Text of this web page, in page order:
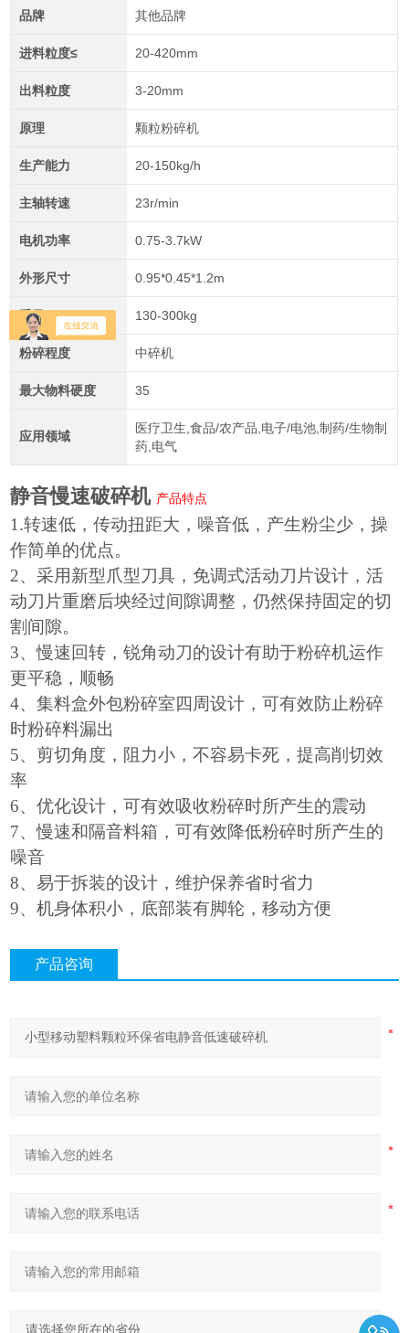
品牌 其他品牌
进料粒度≤ 20-420mm
出料粒度 3-20mm
原理 颗粒粉碎机
生产能力 20-150kg/h
主轴转速 23r/min
电机功率 0.75-3.7kW
外形尺寸 0.95*0.45*1.2m
重量 130-300kg
粉碎程度 中碎机
最大物料硬度 35
应用领域
医疗卫生,食品/农产品,电子/电池,制药/生物制
药,电气
静音慢速破碎机 产品特点
1.转速低，传动扭距大，噪音低，产生粉尘少，操
作简单的优点。
2、采用新型爪型刀具，免调式活动刀片设计，活
动刀片重磨后坱经过间隙调整，仍然保持固定的切
割间隙。
3、慢速回转，锐角动刀的设计有助于粉碎机运作
更平稳，顺畅
4、集料盒外包粉碎室四周设计，可有效防止粉碎
时粉碎料漏出
5、剪切角度，阻力小，不容易卡死，提高削切效
率
6、优化设计，可有效吸收粉碎时所产生的震动
7、慢速和隔音料箱，可有效降低粉碎时所产生的
噪音
8、易于拆装的设计，维护保养省时省力
9、机身体积小，底部装有脚轮，移动方便
产品咨询